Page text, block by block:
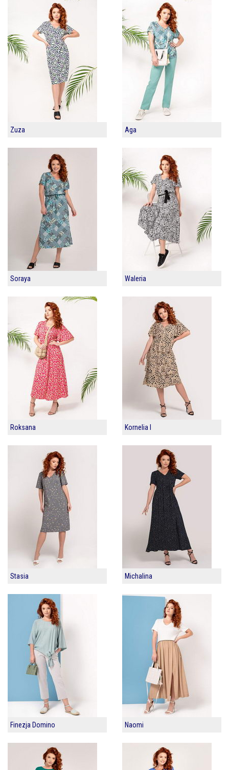
Zuza Aga
Soraya Waleria
Roksana Kornelia I
Stasia Michalina
Finezja Domino Naomi